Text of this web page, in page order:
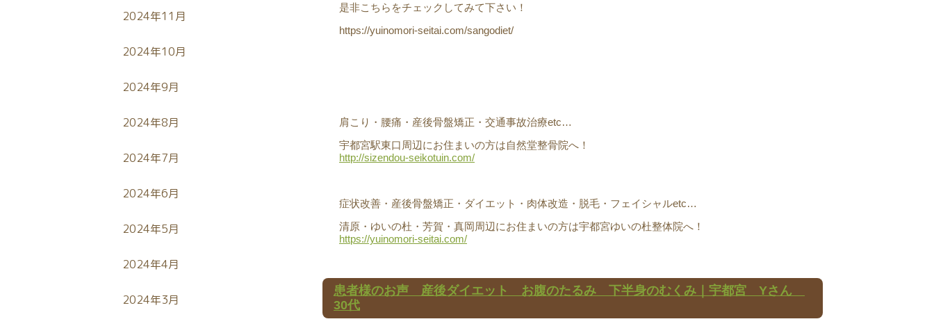
是非こちらをチェックしてみて下さい！
https://yuinomori-seitai.com/sangodiet/
肩こり・腰痛・産後骨盤矯正・交通事故治療etc…
宇都宮駅東口周辺にお住まいの方は自然堂整骨院へ！
http://sizendou-seikotuin.com/
症状改善・産後骨盤矯正・ダイエット・肉体改造・脱毛・フェイシャルetc…
清原・ゆいの杜・芳賀・真岡周辺にお住まいの方は宇都宮ゆいの杜整体院へ！
https://yuinomori-seitai.com/
患者様のお声 産後ダイエット お腹のたるみ 下半身のむくみ｜宇都宮 Yさん
30代
2024年11月
2024年10月
2024年9月
2024年8月
2024年7月
2024年6月
2024年5月
2024年4月
2024年3月